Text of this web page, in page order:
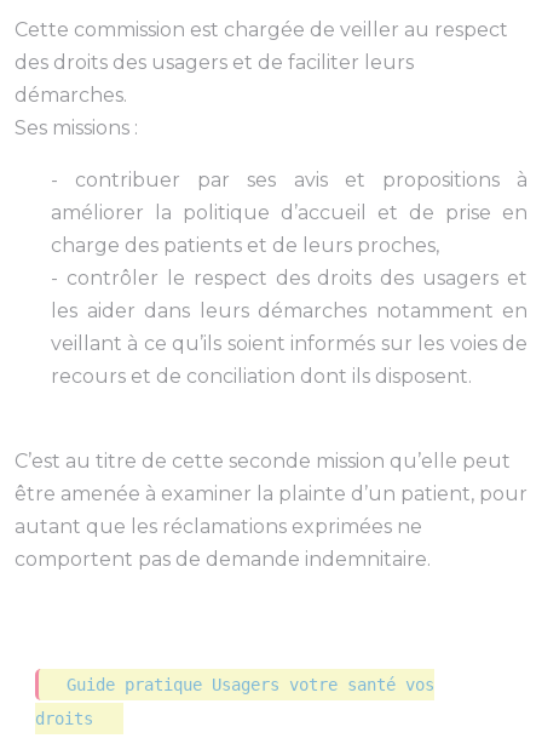
Cette commission est chargée de veiller au respect
des droits des usagers et de faciliter leurs
démarches.
Ses missions :
- contribuer par ses avis et propositions à
améliorer la politique d’accueil et de prise en
charge des patients et de leurs proches,
- contrôler le respect des droits des usagers et
les aider dans leurs démarches notamment en
veillant à ce qu’ils soient informés sur les voies de
recours et de conciliation dont ils disposent.
C’est au titre de cette seconde mission qu’elle peut
être amenée à examiner la plainte d’un patient, pour
autant que les réclamations exprimées ne
comportent pas de demande indemnitaire.
Guide pratique Usagers votre santé vos
droits